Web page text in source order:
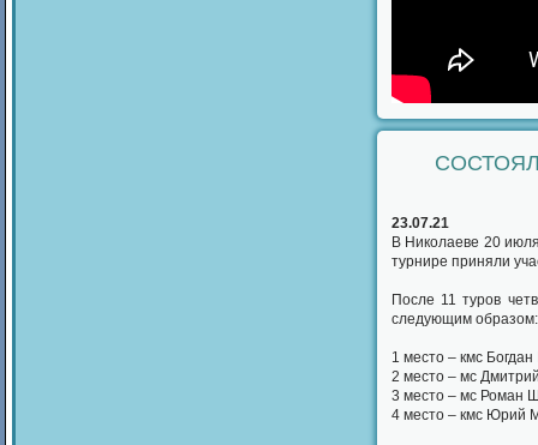
23.07.21
В Николаеве 20
турнире приняли
После 11 туров
следующим образом:
1 место – кмс
2 место – мс
3 место – мс Роман
4 место – кмс Юрий